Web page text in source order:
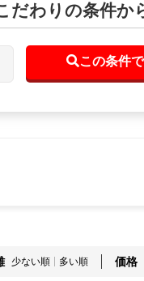
だわりの条件か
この条件
少ない順 多い順 価格